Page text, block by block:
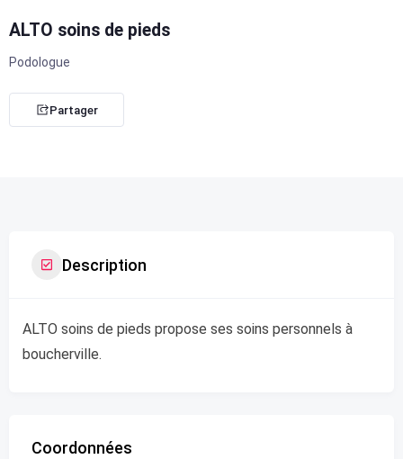
ALTO soins de pieds
Podologue
Partager
Description
ALTO soins de pieds propose ses soins personnels à
boucherville.
Coordonnées